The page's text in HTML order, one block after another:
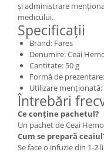
și administrare
medicului.
Specificații
Brand: Fares
Denumire: Ceai
Cantitate: 50 g
Formă de
Utilizare
Întrebări
Ce conține pachetul?
Un pachet de Ceai
Cum se prepară
Se face o infuzie din 1-2